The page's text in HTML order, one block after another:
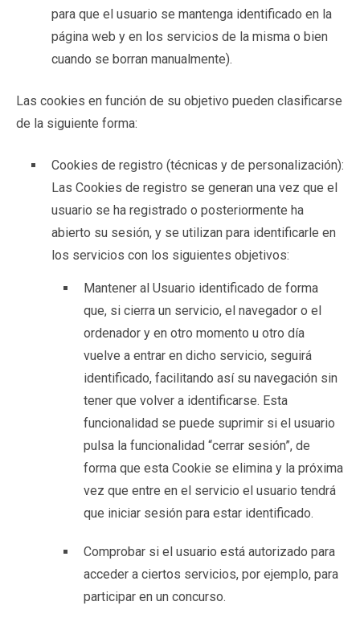
para que el usuario se mantenga identificado en la
página web y en los servicios de la misma o bien
cuando se borran manualmente).
Las cookies en función de su objetivo pueden clasificarse
de la siguiente forma:
Cookies de registro (técnicas y de personalización):
Las Cookies de registro se generan una vez que el
usuario se ha registrado o posteriormente ha
abierto su sesión, y se utilizan para identificarle en
los servicios con los siguientes objetivos:
Mantener al Usuario identificado de forma
que, si cierra un servicio, el navegador o el
ordenador y en otro momento u otro día
vuelve a entrar en dicho servicio, seguirá
identificado, facilitando así su navegación sin
tener que volver a identificarse. Esta
funcionalidad se puede suprimir si el usuario
pulsa la funcionalidad “cerrar sesión”, de
forma que esta Cookie se elimina y la próxima
vez que entre en el servicio el usuario tendrá
que iniciar sesión para estar identificado.
Comprobar si el usuario está autorizado para
acceder a ciertos servicios, por ejemplo, para
participar en un concurso.